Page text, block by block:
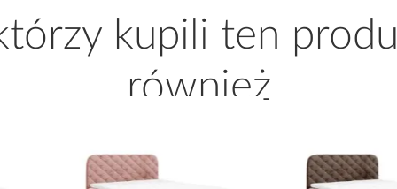
kupili ten
również